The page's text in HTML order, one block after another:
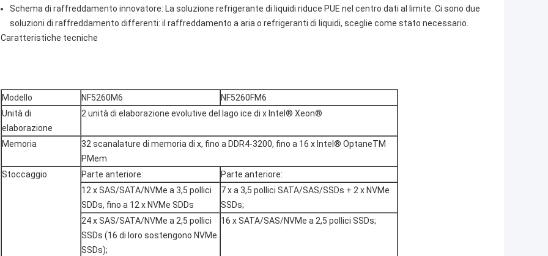
Schema di raffreddamento innovatore: La soluzione refrigerante di liquidi riduce PUE nel centro dati al limite. Ci sono due
soluzioni di raffreddamento differenti: il raffreddamento a aria o refrigeranti di liquidi, sceglie come stato necessario.
Caratteristiche tecniche
Modello NF5260M6
NF5260FM6
Unità di
elaborazione
2 unità di elaborazione evolutive del lago ice di x Intel® Xeon®
Memoria
32 scanalature di memoria di x, fino a DDR4-3200, fino a 16 x Intel® OptaneTM
PMem
Stoccaggio
Parte anteriore:
Parte anteriore:
12 x SAS/SATA/NVMe a 3,5 pollici
SDDs, fino a 12 x NVMe SDDs
7 x a 3,5 pollici SATA/SAS/SSDs + 2 x NVMe
SSDs;
24 x SAS/SATA/NVMe a 2,5 pollici
SSDs (16 di loro sostengono NVMe
SSDs);
16 x SATA/SAS/NVMe a 2,5 pollici SSDs;